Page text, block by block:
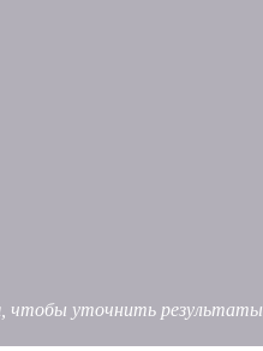
чтобы уточнить результаты